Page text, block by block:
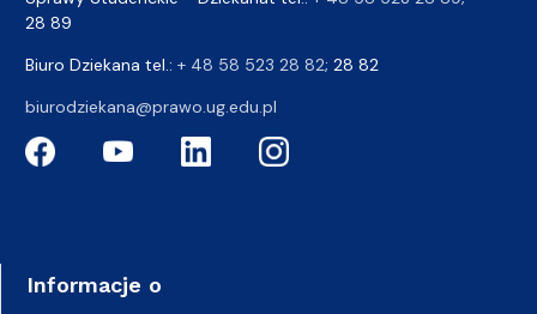
28 89
Biuro Dziekana tel.: + 48 58 523 28 82; 28 82
biurodziekana@prawo.ug.edu.pl
Informacje o